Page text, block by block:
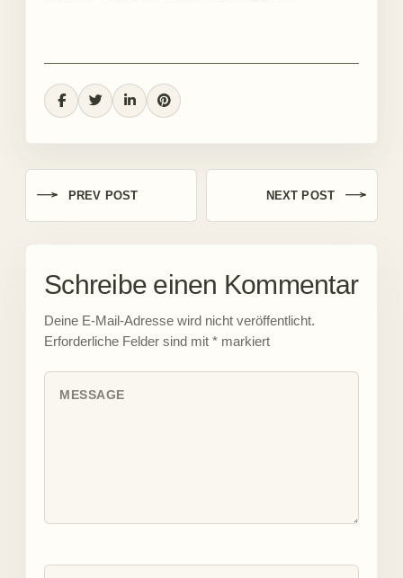
PREV POST NEXT POST
Schreibe einen Kommentar
Deine E-Mail-Adresse wird nicht veröffentlicht.
Erforderliche Felder sind mit * markiert